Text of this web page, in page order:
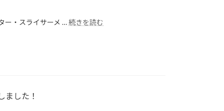
ー・スライサーメ …続きを読む
ました！